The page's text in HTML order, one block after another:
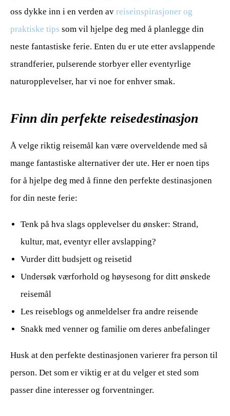
oss dykke inn i en verden av reiseinspirasjoner og
praktiske tips som vil hjelpe deg med å planlegge din
neste fantastiske ferie. Enten du er ute etter avslappende
strandferier, pulserende storbyer eller eventyrlige
naturopplevelser, har vi noe for enhver smak.
Finn din perfekte reisedestinasjon
Å velge riktig reisemål kan være overveldende med så
mange fantastiske alternativer der ute. Her er noen tips
for å hjelpe deg med å finne den perfekte destinasjonen
for din neste ferie:
Tenk på hva slags opplevelser du ønsker: Strand,
kultur, mat, eventyr eller avslapping?
Vurder ditt budsjett og reisetid
Undersøk værforhold og høysesong for ditt ønskede
reisemål
Les reiseblogs og anmeldelser fra andre reisende
Snakk med venner og familie om deres anbefalinger
Husk at den perfekte destinasjonen varierer fra person til
person. Det som er viktig er at du velger et sted som
passer dine interesser og forventninger.